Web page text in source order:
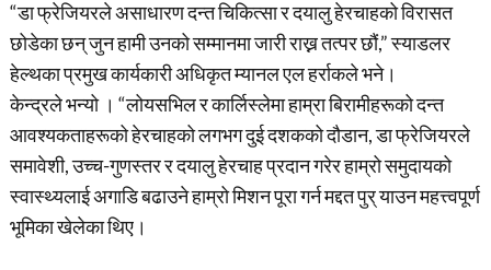
“डा फ्रेजियरले असाधारण दन्त चिकित्सा र दयालु हेरचाहको विरासत
छोडेका छन् जुन हामी उनको सम्मानमा जारी राख्न तत्पर छौं,” स्याडलर
हेल्थका प्रमुख कार्यकारी अधिकृत म्यानल एल हर्राकले भने।
केन्द्रले भन्यो । “लोयसभिल र कार्लिस्लेमा हाम्रा बिरामीहरूको दन्त
आवश्यकताहरूको हेरचाहको लगभग दुई दशकको दौडान, डा फ्रेजियरले
समावेशी, उच्च-गुणस्तर र दयालु हेरचाह प्रदान गरेर हाम्रो समुदायको
स्वास्थ्यलाई अगाडि बढाउने हाम्रो मिशन पूरा गर्न मद्दत पुर् याउन महत्त्वपूर्ण
भूमिका खेलेका थिए।